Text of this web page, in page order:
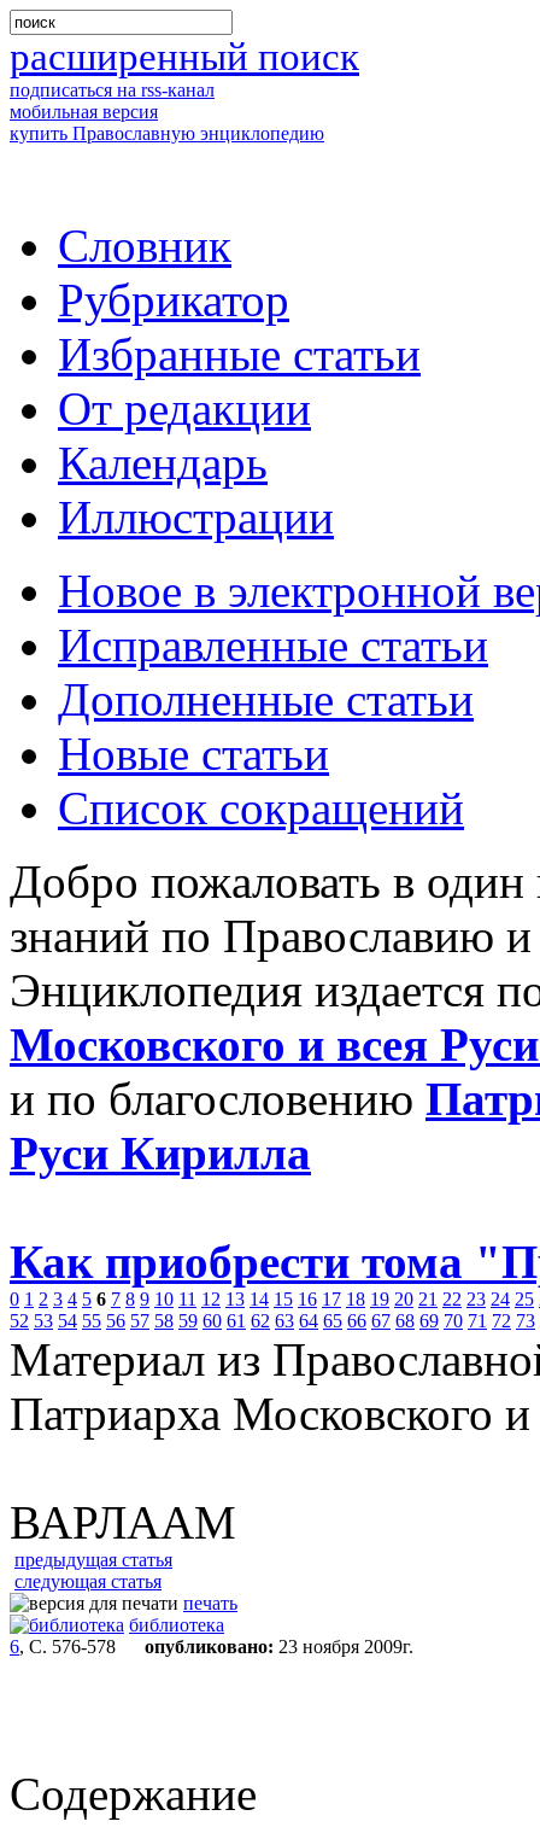
расширенный поиск
подписаться на rss-канал
мобильная версия
купить Православную энциклопедию
Словник
Рубрикатор
Избранные статьи
От редакции
Календарь
Иллюстрации
Новое в электронной
Исправленные статьи
Дополненные статьи
Новые статьи
Список сокращений
Добро пожаловать в
знаний по Православию
Энциклопедия издается
Московского и всея
и по благословению
Руси Кирилла
Как приобрести тома
0 1 2 3 4 5 6 7 8 9 10 11 12 13 14 15 16 17 18 19 20 21 22 23 24 25
52 53 54 55 56 57 58 59 60 61 62 63 64 65 66 67 68 69 70 71 72 73
Материал из
Патриарха Московского
ВАРЛААМ
предыдущая статья
следующая статья
печать
библиотека
6, С. 576-578 опубликовано: 23 ноября 2009г.
Содержание